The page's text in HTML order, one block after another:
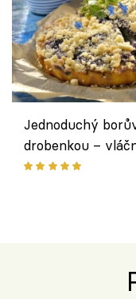
Jednoduchý
drobenkou –
ovoce